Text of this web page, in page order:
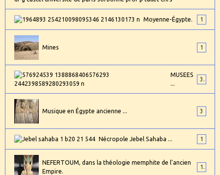
Moyenne-Égypte. 1
Mines 1
MUSEES
...
3
Musique en Égypte ancienne ... 3
Nécropole Jebel Sahaba ... 1
NEFERTOUM, dans la théologie memphite de l'ancien
Empire.
1